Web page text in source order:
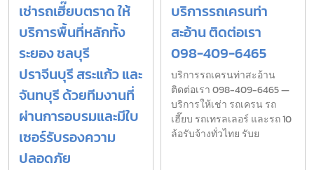
เช่ารถเฮี๊ยบตราด ให้
บริการพื้นที่หลักทั้ง
ระยอง ชลบุรี
ปราจีนบุรี สระแก้ว และ
จันทบุรี ด้วยทีมงานที่
ผ่านการอบรมและมีใบ
เซอร์รับรองความ
ปลอดภัย
บริการรถเครนท่า
สะอ้าน ติดต่อเรา
098-409-6465
บริการรถเครนท่าสะอ้าน
ติดต่อเรา 098-409-6465 —
บริการให้เช่า รถเครน รถ
เฮี๊ยบ รถเทรลเลอร์ และรถ 10
ล้อรับจ้างทั่วไทย รับย